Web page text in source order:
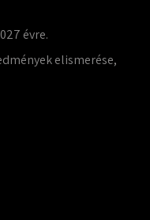
évre.
elismerése,